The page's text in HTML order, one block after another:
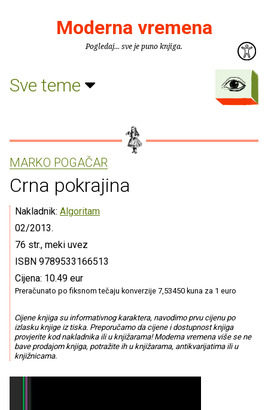
Moderna vremena
Pogledaj... sve je puno knjiga.
Sve teme
MARKO POGAČAR
Crna pokrajina
Nakladnik: Algoritam
02/2013.
76 str., meki uvez
ISBN 9789533166513
Cijena: 10.49 eur
Preračunato po fiksnom tečaju konverzije 7,53450 kuna za 1 euro
Cijene knjiga su informativnog karaktera, navodimo prvu cijenu po
izlasku knjige iz tiska. Preporučamo da cijene i dostupnost knjiga
provjerite kod nakladnika ili u knjižarama! Moderna vremena više se ne
bave prodajom knjiga, potražite ih u knjižarama, antikvarijatima ili u
knjižnicama.